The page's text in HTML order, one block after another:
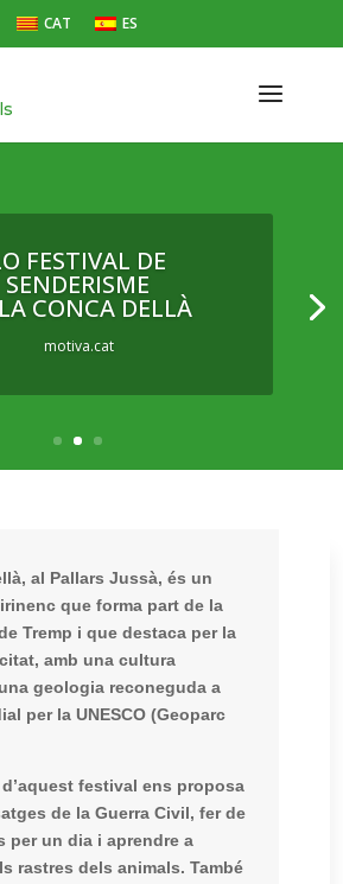
CAT ES
FESTIVAL DE
SENDERISME
CONCA DELLÀ
motiva.cat
al Pallars Jussà, és un
que forma part de la
Tremp i que destaca per la
amb una cultura
geologia reconeguda a
per la UNESCO (Geoparc
festival ens proposa
de la Guerra Civil, fer de
per un dia i aprendre a
rastres dels animals. També